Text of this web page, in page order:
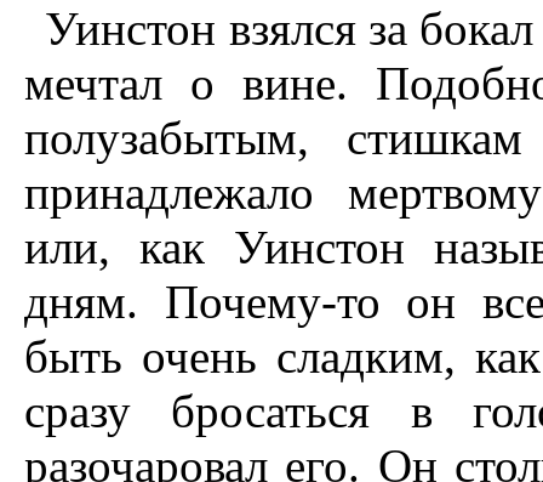
Уинстон взялся за
мечтал о вине.
полузабытым,
принадлежало
или, как Уинстон
дням. Почему-то он
быть очень сладким,
сразу бросаться в
разочаровал его. Он